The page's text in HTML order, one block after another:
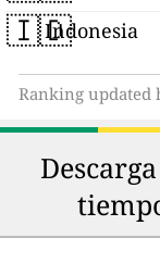
🇮🇩Indonesia
Ranking updated